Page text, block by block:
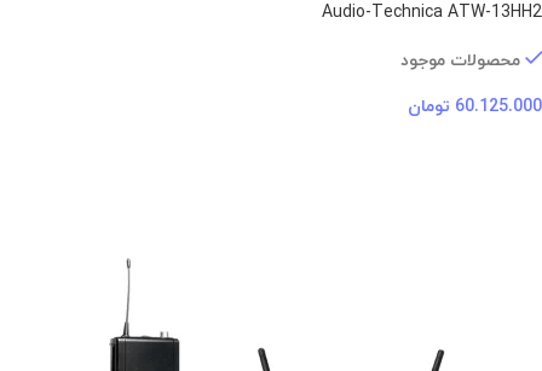
Audio-Technica ATW-13HH2
محصولات موجود
60.125.000 تومان